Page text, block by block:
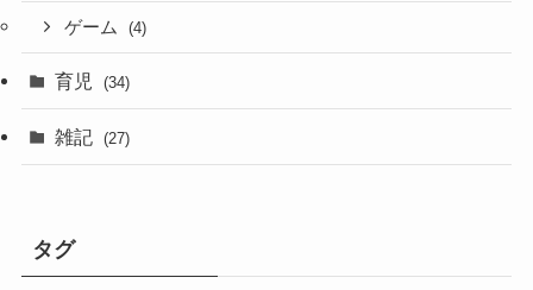
ゲーム (4)
育児 (34)
雑記 (27)
タグ